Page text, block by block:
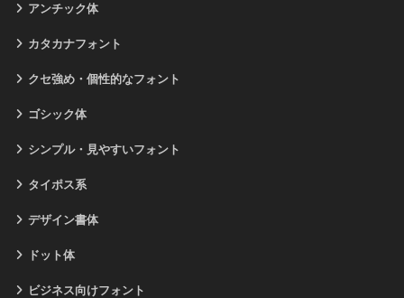
アンチック体
カタカナフォント
クセ強め・個性的なフォント
ゴシック体
シンプル・見やすいフォント
タイポス系
デザイン書体
ドット体
ビジネス向けフォント